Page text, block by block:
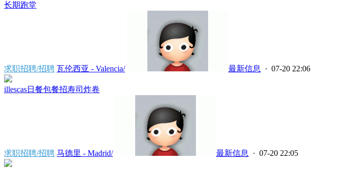
长期跑堂
求职招聘/招聘 瓦伦西亚 - Valencia/ 最新信息 · 07-20 22:06
illescas日餐包餐招寿司炸卷
求职招聘/招聘 马德里 - Madrid/ 最新信息 · 07-20 22:05